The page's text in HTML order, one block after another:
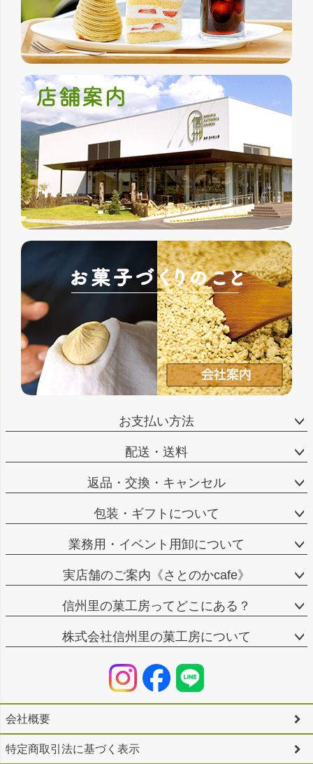
お支払い方法
配送・送料
返品・交換・キャンセル
包装・ギフトについて
業務用・イベント用卸について
実店舗のご案内《さとのかcafe》
信州里の菓工房ってどこにある？
株式会社信州里の菓工房について
会社概要
特定商取引法に基づく表示